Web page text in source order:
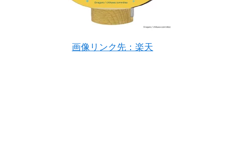
画像リンク先：楽天